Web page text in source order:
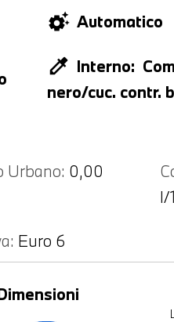
settings_suggestAutomatico
colorize Interno:
nero/cuc. contr.
Urbano: 0,00
l/
Euro 6